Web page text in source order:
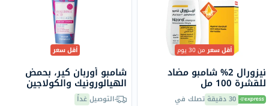
أقل سعرمن 30 يوم
نيزورال 2% شامبو مضاد
للقشرة 100 مل
30 دقيقة تصلك في
أقل سعر
شامبو أوربان كير، بحمض
الهيالورونيك والكولاجين
للشعر الجاف 250 مل
التوصيلغداً